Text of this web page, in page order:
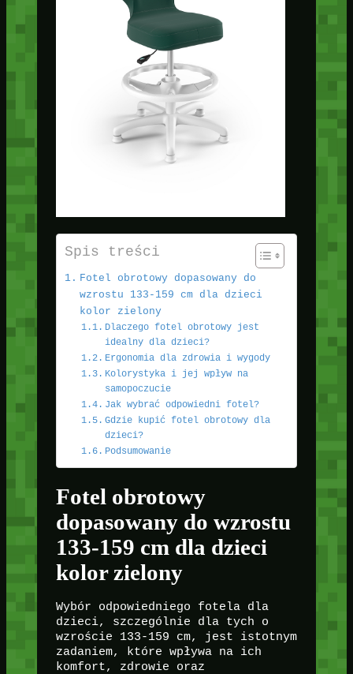
Spis treści
Fotel obrotowy dopasowany do
wzrostu 133-159 cm dla dzieci
kolor zielony
Dlaczego fotel obrotowy jest
idealny dla dzieci?
Ergonomia dla zdrowia i wygody
Kolorystyka i jej wpływ na
samopoczucie
Jak wybrać odpowiedni fotel?
Gdzie kupić fotel obrotowy dla
dzieci?
Podsumowanie
Fotel obrotowy
dopasowany do wzrostu
133-159 cm dla dzieci
kolor zielony
Wybór odpowiedniego fotela dla
dzieci, szczególnie dla tych o
wzroście 133-159 cm, jest istotnym
zadaniem, które wpływa na ich
komfort, zdrowie oraz